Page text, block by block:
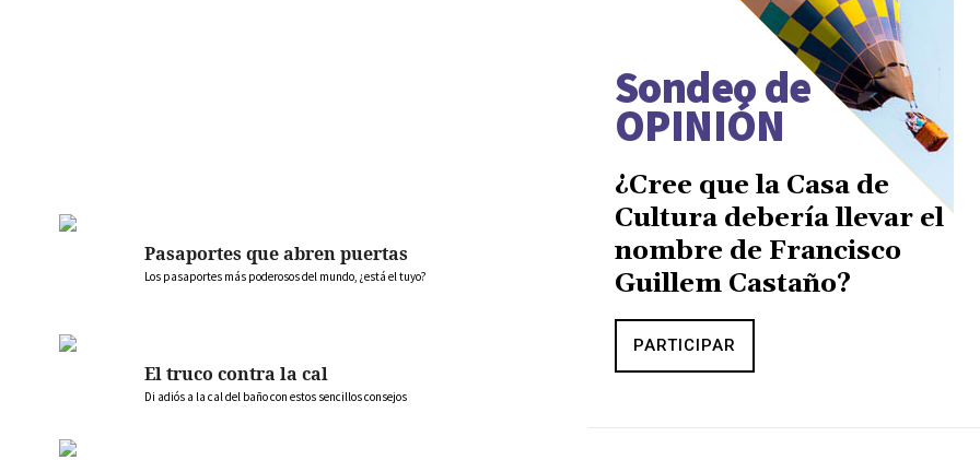
Pasaportes que abren puertas
Los pasaportes más poderosos del mundo, ¿está el tuyo?
El truco contra la cal
Di adiós a la cal del baño con estos sencillos consejos
Sondeo de
OPINIÓN
¿Cree que la Casa de
Cultura debería llevar el
nombre de Francisco
Guillem Castaño?
PARTICIPAR